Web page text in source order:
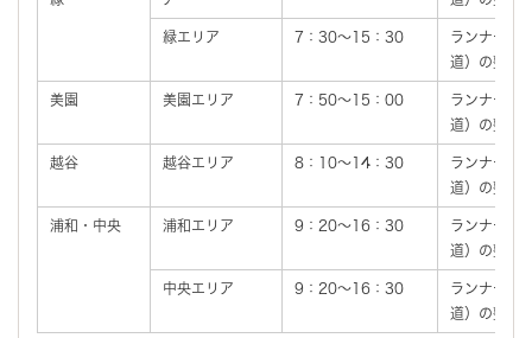
緑エリア 7：30～15：30
ランナーへ
道）の整理
美園 美園エリア 7：50～15：00
ランナーへ
道）の整理
越谷 越谷エリア 8：10～14：30
ランナーへ
道）の整理
浦和・中央 浦和エリア 9：20～16：30
ランナーへ
道）の整理
中央エリア 9：20～16：30
ランナーへ
道）の整理